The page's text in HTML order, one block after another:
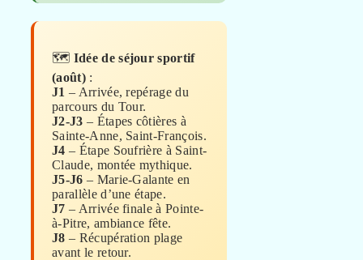
🗺️ Idée de séjour sportif
(août):
J1 – Arrivée, repérage du
parcours du Tour.
J2-J3 – Étapes côtières à
Sainte-Anne, Saint-François.
J4 – Étape Soufrière à Saint-
Claude, montée mythique.
J5-J6 – Marie-Galante en
parallèle d’une étape.
J7 – Arrivée finale à Pointe-
à-Pitre, ambiance fête.
J8 – Récupération plage
avant le retour.